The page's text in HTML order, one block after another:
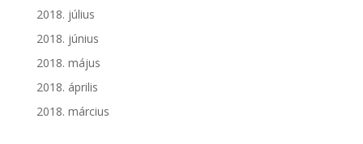
2018. július
2018. június
2018. május
2018. április
2018. március